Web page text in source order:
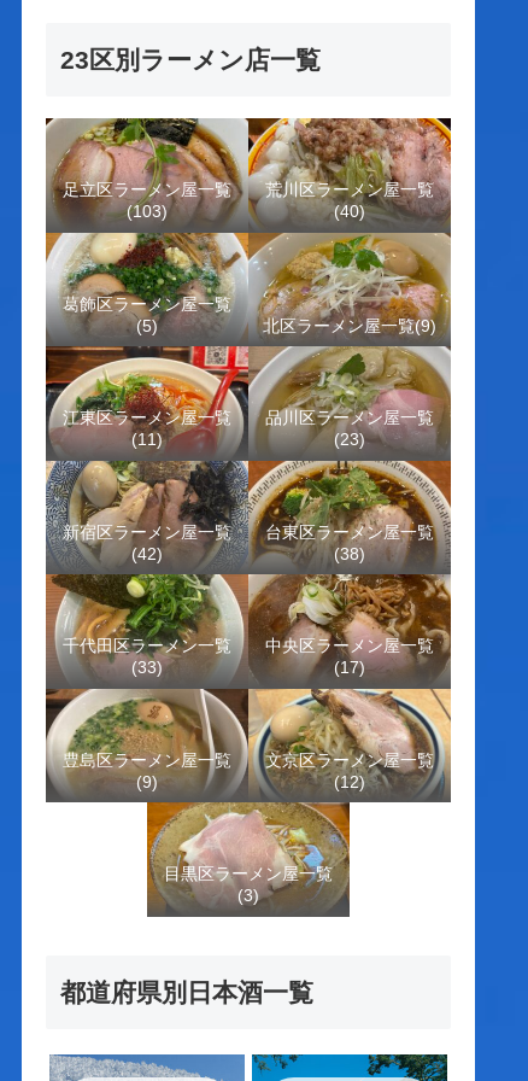
23区別ラーメン店一覧
足立区ラーメン屋一覧
(103)
荒川区ラーメン屋一覧
(40)
葛飾区ラーメン屋一覧
(5)
北区ラーメン屋一覧(9)
江東区ラーメン屋一覧
(11)
品川区ラーメン屋一覧
(23)
新宿区ラーメン屋一覧
(42)
台東区ラーメン屋一覧
(38)
千代田区ラーメン一覧
(33)
中央区ラーメン屋一覧
(17)
豊島区ラーメン屋一覧
(9)
文京区ラーメン屋一覧
(12)
目黒区ラーメン屋一覧
(3)
都道府県別日本酒一覧